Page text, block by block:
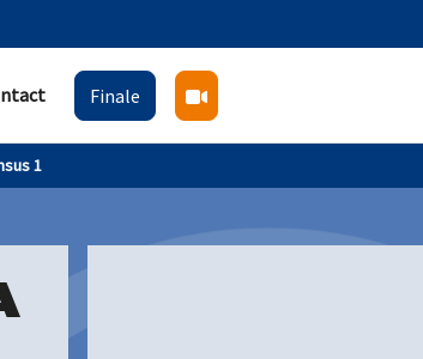
Finale
1